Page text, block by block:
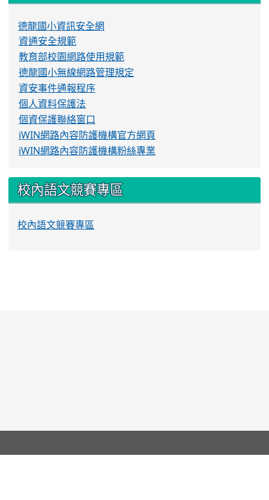
德龍國小資訊安全網
資通安全規範
教育部校園網路使用規範
德龍國小無線網路管理規定
資安事件通報程序
個人資料保護法
個資保護聯絡窗口
iWIN網路內容防護機構官方網頁
iWIN網路內容防護機構粉絲專業
校內語文競賽專區
校內語文競賽專區